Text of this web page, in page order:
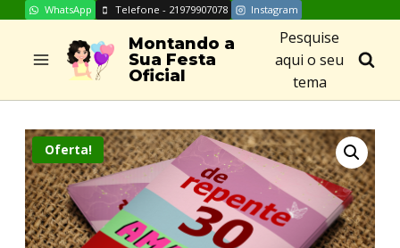
Skip
content
WhatsApp Telefone - 21979907078 Instagram
Montando a
Sua Festa
Oficial
Pesquise
aqui o seu
tema
Oferta!